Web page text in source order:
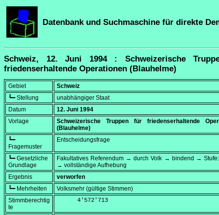
Datenbank und Suchmaschine für direkte
Schweiz, 12. Juni 1994 : Schweizerische
friedenserhaltende Operationen (Blauhelme)
Gebiet
Schweiz
┗━ Stellung
unabhängiger Staat
Datum
12. Juni 1994
Vorlage
Schweizerische Truppen für friedenserhaltende
(Blauhelme)
┗━
Fragemuster
Entscheidungsfrage
┗━ Gesetzliche
Grundlage
Fakultatives Referendum → durch Volk → bindend →
→ vollständige Aufhebung
Ergebnis
verworfen
┗━ Mehrheiten
Volksmehr (gültige Stimmen)
Stimmberechtig
te
      4'572'713